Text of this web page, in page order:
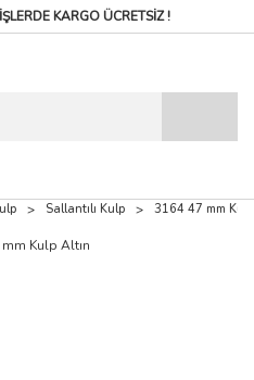
KARGO ÜCRETSİZ !
Sallantılı Kulp 3164 47 mm